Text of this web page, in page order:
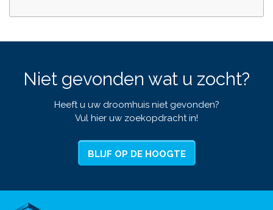
Niet gevonden wat u zocht?
Heeft u uw droomhuis niet gevonden?
Vul hier uw zoekopdracht in!
BLIJF OP DE HOOGTE